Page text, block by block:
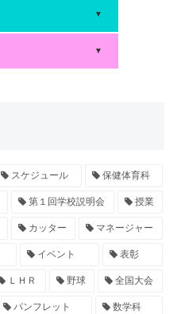
▼
▼
スケジュール 保健体育科
第１回学校説明会 授業
カッター マネージャー
イベント 表彰
ＬＨＲ 野球 全国大会
パンフレット 数学科